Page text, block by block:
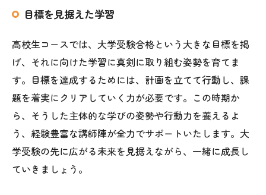
目標を見据えた学習
高校生コースでは、大学受験合格という大きな目標を掲
げ、それに向けた学習に真剣に取り組む姿勢を育てま
す。目標を達成するためには、計画を立てて行動し、課
題を着実にクリアしていく力が必要です。この時期か
ら、そうした主体的な学びの姿勢や行動力を養えるよ
う、経験豊富な講師陣が全力でサポートいたします。大
学受験の先に広がる未来を見据えながら、一緒に成長し
ていきましょう。